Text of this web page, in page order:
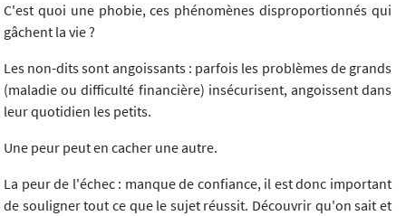
C'est quoi une phobie, ces phénomènes disproportionnés qui
gâchent la vie ?
Les non-dits sont angoissants : parfois les problèmes de grands
(maladie ou difficulté financière) insécurisent, angoissent dans
leur quotidien les petits.
Une peur peut en cacher une autre.
La peur de l'échec : manque de confiance, il est donc important
de souligner tout ce que le sujet réussit. Découvrir qu'on sait et